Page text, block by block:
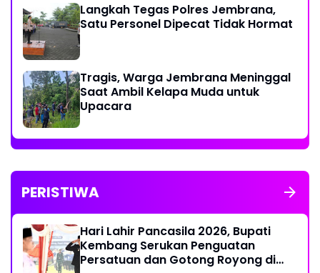
Langkah Tegas Polres Jembrana,
Satu Personel Dipecat Tidak Hormat
Tragis, Warga Jembrana Meninggal
Saat Ambil Kelapa Muda untuk
Upacara
PERISTIWA
Hari Lahir Pancasila 2026, Bupati
Kembang Serukan Penguatan
Persatuan dan Gotong Royong di